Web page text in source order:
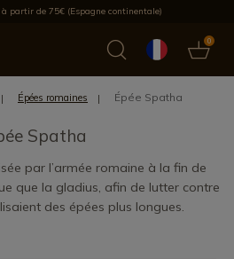
partir de 75€ (Espagne continentale)
0
nouvelles Meilleures ventes
Épées romaines Épée Spatha
Spatha
par l’armée romaine à la fin de
que la gladius, afin de lutter contre
des épées plus longues.